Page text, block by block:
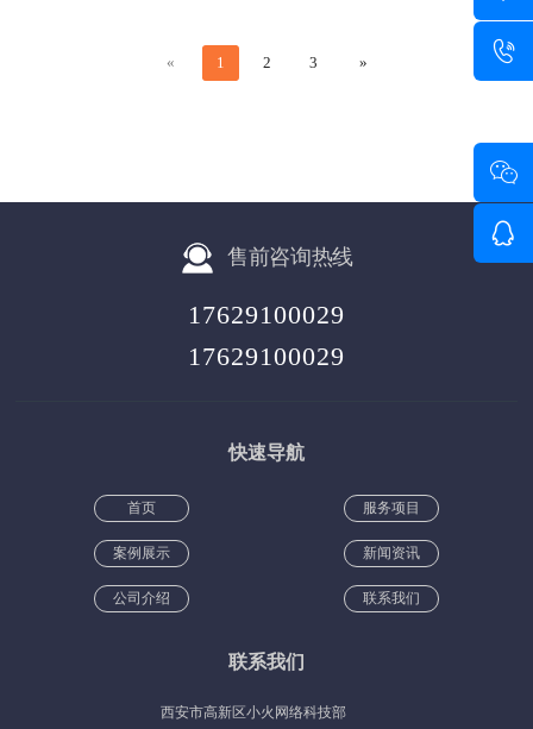
« 1 2 3 »
售前咨询热线
17629100029
17629100029
快速导航
首页 服务项目
案例展示 新闻资讯
公司介绍 联系我们
联系我们
西安市高新区小火网络科技部